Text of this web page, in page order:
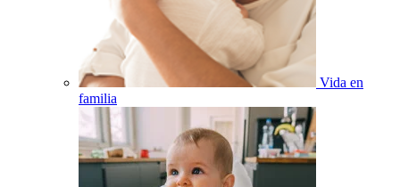
Vida en
familia